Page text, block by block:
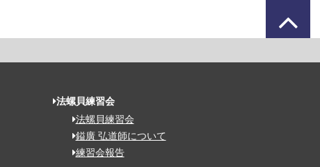
法螺貝練習会
法螺貝練習会
鎰廣 弘道師について
練習会報告